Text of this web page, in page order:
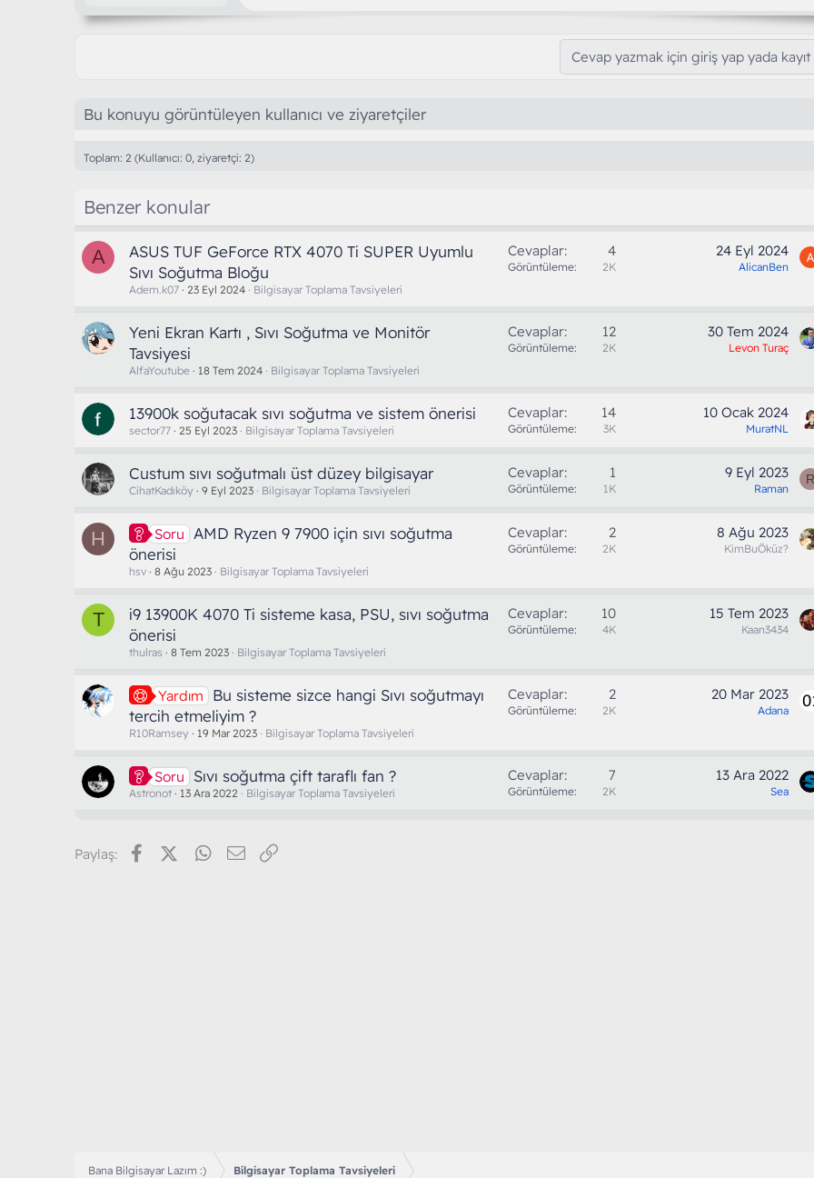
Cevap yazmak için giriş yap yada
Bu konuyu görüntüleyen kullanıcı ve ziyaretçiler
Toplam: 2 (Kullanıcı: 0, ziyaretçi: 2)
Benzer konular
A
ASUS TUF GeForce RTX 4070 Ti SUPER Uyumlu
Sıvı Soğutma Bloğu
Adem.k07 23 Eyl 2024 Bilgisayar Toplama Tavsiyeleri
Cevaplar 4
Görüntüleme 2K
24 Eyl 2024
AlicanBen
Yeni Ekran Kartı , Sıvı Soğutma ve Monitör
Tavsiyesi
AlfaYoutube 18 Tem 2024 Bilgisayar Toplama Tavsiyeleri
Cevaplar 12
Görüntüleme 2K
30 Tem 2024
Levon Turaç
13900k soğutacak sıvı soğutma ve sistem önerisi
sector77 25 Eyl 2023 Bilgisayar Toplama Tavsiyeleri
Cevaplar 14
Görüntüleme 3K
10 Ocak 2024
MuratNL
Custum sıvı soğutmalı üst düzey bilgisayar
CihatKadıköy 9 Eyl 2023 Bilgisayar Toplama Tavsiyeleri
Cevaplar 1
Görüntüleme 1K
9 Eyl 2023
Raman
R
H Soru
AMD Ryzen 9 7900 için sıvı soğutma
önerisi
hsv 8 Ağu 2023 Bilgisayar Toplama Tavsiyeleri
Cevaplar 2
Görüntüleme 2K
8 Ağu 2023
KimBuÖküz?
T
i9 13900K 4070 Ti sisteme kasa, PSU, sıvı soğutma
önerisi
thulras 8 Tem 2023 Bilgisayar Toplama Tavsiyeleri
Cevaplar 10
Görüntüleme 4K
15 Tem 2023
Kaan3434
Yardım
Bu sisteme sizce hangi Sıvı soğutmayı
tercih etmeliyim ?
R10Ramsey 19 Mar 2023 Bilgisayar Toplama Tavsiyeleri
Cevaplar 2
Görüntüleme 2K
20 Mar 2023
Adana
Soru Sıvı soğutma çift taraflı fan ?
Astronot 13 Ara 2022 Bilgisayar Toplama Tavsiyeleri
Cevaplar 7
Görüntüleme 2K
13 Ara 2022
Sea
Paylaş: FacebookX (Twitter)WhatsApp
E-posta
Bana Bilgisayar Lazım :) Bilgisayar Toplama Tavsiyeleri